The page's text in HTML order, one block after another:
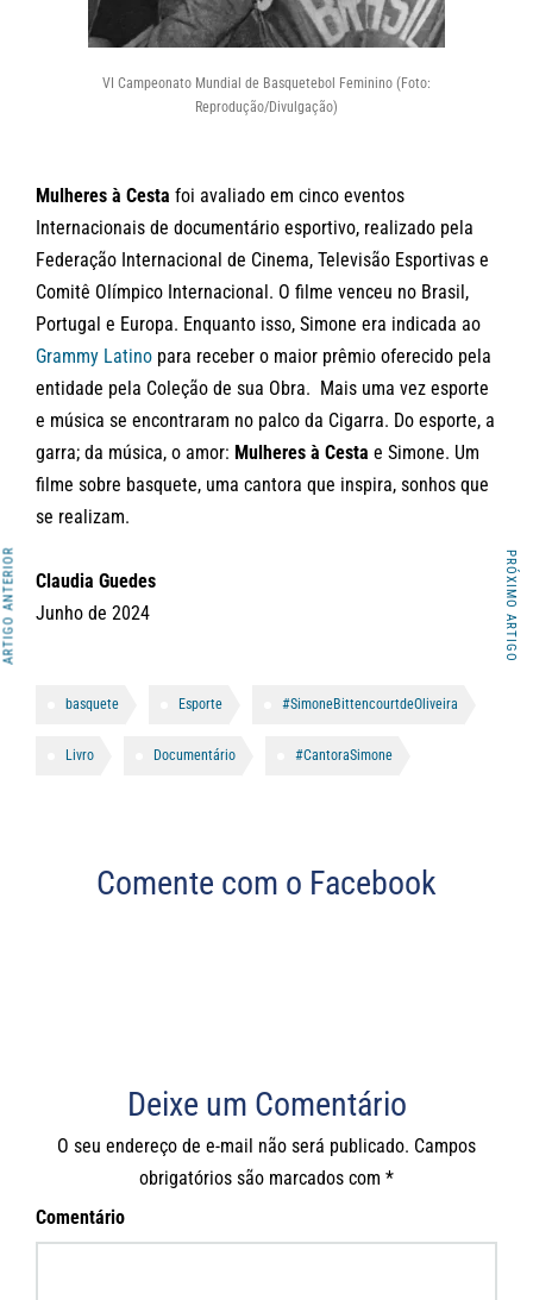
VI Campeonato Mundial de Basquetebol Feminino (Foto:
Reprodução/Divulgação)
Mulheres à Cesta foi avaliado em cinco eventos
Internacionais de documentário esportivo, realizado pela
Federação Internacional de Cinema, Televisão Esportivas e
Comitê Olímpico Internacional. O filme venceu no Brasil,
Portugal e Europa. Enquanto isso, Simone era indicada ao
Grammy Latino para receber o maior prêmio oferecido pela
entidade pela Coleção de sua Obra. Mais uma vez esporte
e música se encontraram no palco da Cigarra. Do esporte, a
garra; da música, o amor: Mulheres à Cesta e Simone. Um
filme sobre basquete, uma cantora que inspira, sonhos que
se realizam.
Claudia Guedes
Junho de 2024
basquete Esporte #SimoneBittencourtdeOliveira
Livro Documentário #CantoraSimone
Comente com o Facebook
Deixe um Comentário
O seu endereço de e-mail não será publicado. Campos
obrigatórios são marcados com *
Comentário
ARTIGO ANTERIOR PRÓXIMO ARTIGO